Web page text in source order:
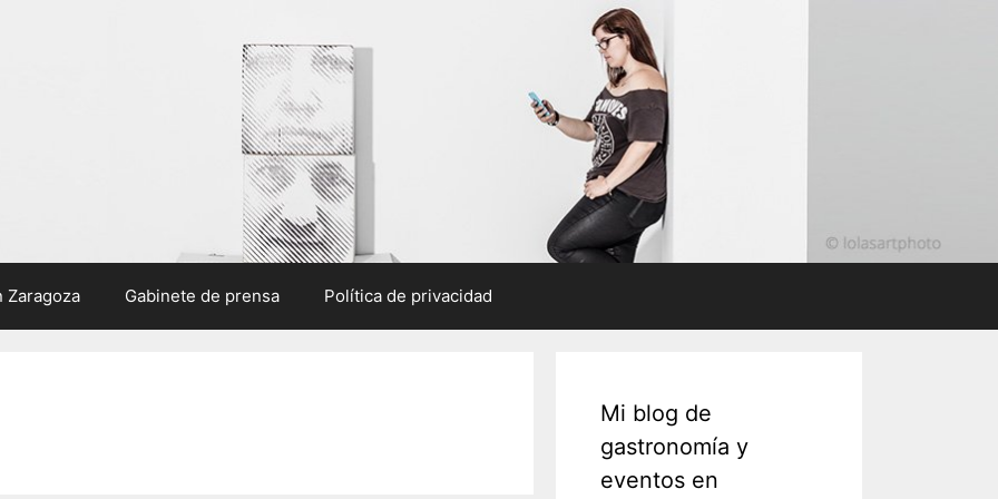
Zaragoza Gabinete de prensa Política de privacidad
Mi blog de
gastronomía y
eventos en